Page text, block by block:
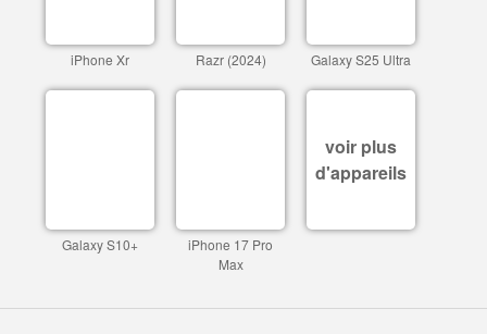
iPhone Xr Razr (2024) Galaxy S25 Ultra
Galaxy S10+
iPhone 17 Pro
Max
voir plus
d'appareils